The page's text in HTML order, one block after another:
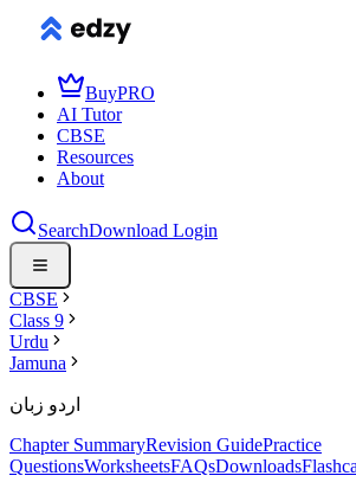
BuyPRO
AI Tutor
CBSE
Resources
About
SearchDownload Login
CBSE
Class 9
Urdu
Jamuna
اردو زبان
Chapter SummaryRevision GuidePractice
QuestionsWorksheetsFAQsDownloads